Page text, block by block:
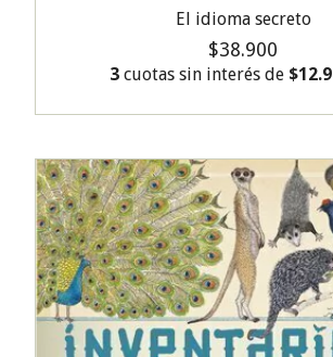
El idioma secreto
$38.900
3 cuotas sin interés de